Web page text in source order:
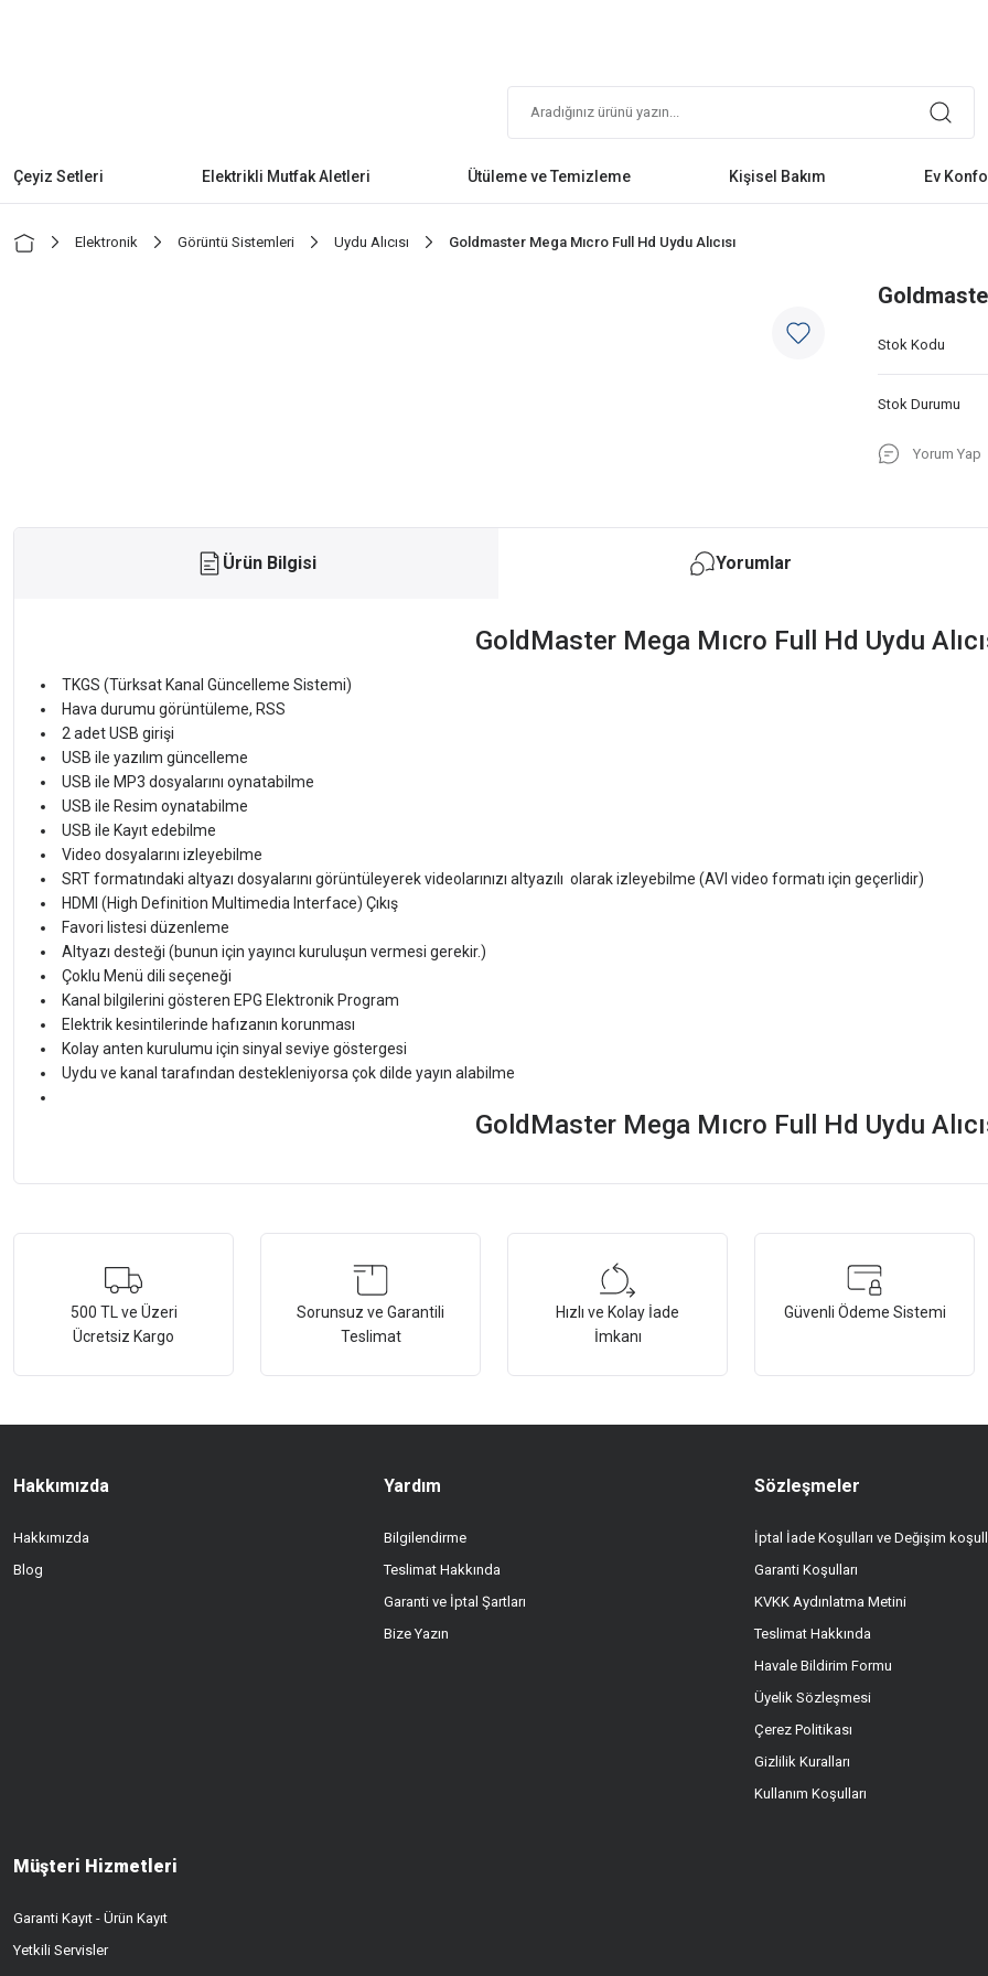
Çeyiz Setleri Elektrikli Mutfak Aletleri Ütüleme ve Temizleme Kişisel Bakım Ev
Elektronik Görüntü Sistemleri Uydu Alıcısı Goldmaster Mega Mıcro Full Hd Uydu Alıcısı
Stok Kodu
Stok Durumu
Yorum Yap
Ürün Bilgisi Yorumlar
GoldMaster Mega Mıcro Full Hd Uydu
TKGS (Türksat Kanal Güncelleme Sistemi)
Hava durumu görüntüleme, RSS
2 adet USB girişi
USB ile yazılım güncelleme
USB ile MP3 dosyalarını oynatabilme
USB ile Resim oynatabilme
USB ile Kayıt edebilme
Video dosyalarını izleyebilme
SRT formatındaki altyazı dosyalarını görüntüleyerek videolarınızı altyazılı olarak izleyebilme (AVI video
HDMI (High Definition Multimedia Interface) Çıkış
Favori listesi düzenleme
Altyazı desteği (bunun için yayıncı kuruluşun vermesi gerekir.)
Çoklu Menü dili seçeneği
Kanal bilgilerini gösteren EPG Elektronik Program
Elektrik kesintilerinde hafızanın korunması
Kolay anten kurulumu için sinyal seviye göstergesi
Uydu ve kanal tarafından destekleniyorsa çok dilde yayın alabilme
GoldMaster Mega Mıcro Full Hd Uydu
Ürün resmi kalitesiz, bozuk veya görüntülenemiyor.
Ürün açıklamasında eksik bilgiler bulunuyor.
Ürün bilgilerinde hatalar bulunuyor.
Gönder
500 TL ve Üzeri
Ücretsiz Kargo
Sorunsuz ve Garantili
Teslimat
Hızlı ve Kolay İade
İmkanı
Güvenli Ödeme Sistemi
Hakkımızda
Hakkımızda
Blog
Yardım
Bilgilendirme
Teslimat Hakkında
Garanti ve İptal Şartları
Bize Yazın
Sözleşmeler
İptal İade Koşulları ve Değişim
Garanti Koşulları
KVKK Aydınlatma Metini
Teslimat Hakkında
Havale Bildirim Formu
Üyelik Sözleşmesi
Çerez Politikası
Gizlilik Kuralları
Kullanım Koşulları
Müşteri Hizmetleri
Garanti Kayıt - Ürün Kayıt
Yetkili Servisler